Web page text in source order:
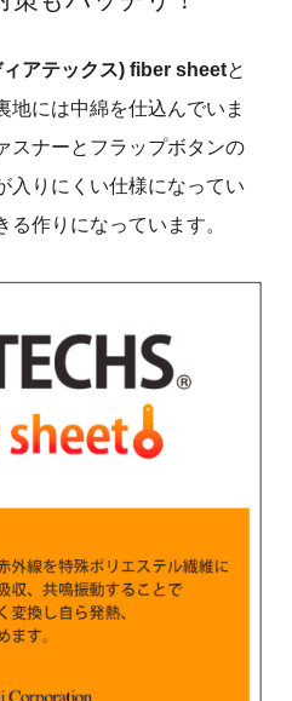
アテックス) fiber sheetと
地には中綿を仕込んでいま
スナーとフラップボタンの
入りにくい仕様になってい
作りになっています。